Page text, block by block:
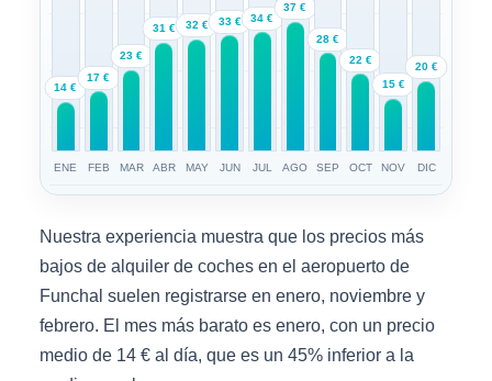
14 €
ENE
17 €
FEB
23 €
MAR
31 €
ABR
32 €
MAY
33 €
JUN
34 €
JUL
37 €
AGO
28 €
SEP
22 €
OCT
15 €
NOV
20 €
DIC
Nuestra experiencia muestra que los precios más
bajos de alquiler de coches en el aeropuerto de
Funchal suelen registrarse en enero, noviembre y
febrero. El mes más barato es enero, con un precio
medio de 14 € al día, que es un 45% inferior a la